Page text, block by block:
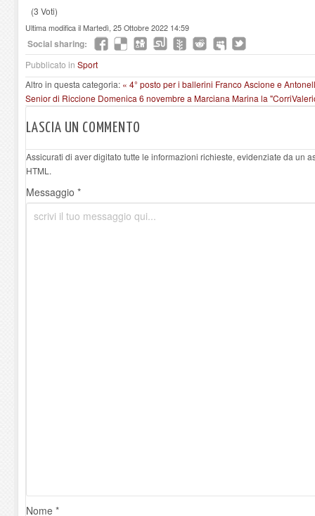
(3 Voti)
Ultima modifica il Martedì, 25 Ottobre 2022 14:59
Social sharing:
Pubblicato in Sport
Altro in questa categoria: « 4° posto per i ballerini Franco Ascione e
Senior di Riccione Domenica 6 novembre a Marciana Marina la
LASCIA UN COMMENTO
Assicurati di aver digitato tutte le informazioni richieste, evidenziate da un
HTML.
Messaggio *
Nome *